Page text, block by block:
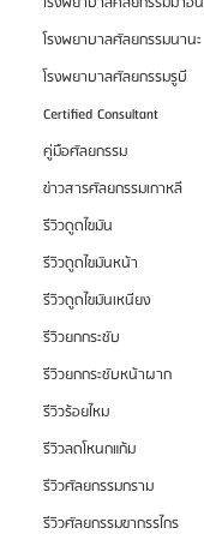
โรงพยาบาลศัลยกรรมนานะ
โรงพยาบาลศัลยกรรมรูบี
Certified Consultant
คู่มือศัลยกรรม
ข่าวสารศัลยกรรมเกาหลี
รีวิวดูดไขมัน
รีวิวดูดไขมันหน้า
รีวิวดูดไขมันเหนียง
รีวิวยกกระชับ
รีวิวยกกระชับหน้าผาก
รีวิวร้อยไหม
รีวิวลดโหนกแก้ม
รีวิวศัลยกรรมกราม
รีวิวศัลยกรรมขากรรไกร